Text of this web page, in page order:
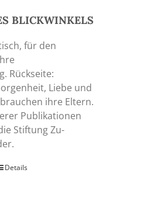
BLICKWINKELS
für den
Rückseite:
Liebe und
ihre Eltern.
Publikationen
Stiftung Zu-
Details